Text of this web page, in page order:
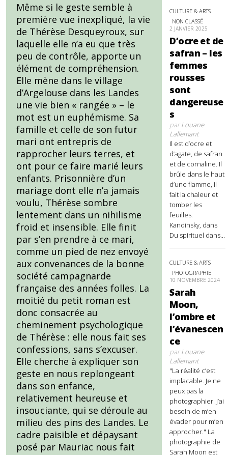
Même si le geste semble à
première vue inexpliqué, la vie
de Thérèse Desqueyroux, sur
laquelle elle n’a eu que très
peu de contrôle, apporte un
élément de compréhension.
Elle mène dans le village
d’Argelouse dans les Landes
une vie bien « rangée » – le
mot est un euphémisme. Sa
famille et celle de son futur
mari ont entrepris de
rapprocher leurs terres, et
ont pour ce faire marié leurs
enfants. Prisonnière d’un
mariage dont elle n’a jamais
voulu, Thérèse sombre
lentement dans un nihilisme
froid et insensible. Elle finit
par s’en prendre à ce mari,
comme un pied de nez envoyé
aux convenances de la bonne
société campagnarde
française des années folles. La
moitié du petit roman est
donc consacrée au
cheminement psychologique
de Thérèse : elle nous fait ses
confessions, sans s’excuser.
Elle cherche à expliquer son
geste en nous replongeant
dans son enfance,
relativement heureuse et
insouciante, qui se déroule au
milieu des pins des Landes. Le
cadre paisible et dépaysant
posé par Mauriac nous fait
CULTURE & ARTS
NON CLASSÉ
2 JANVIER 2025
D’ocre et de
safran – les
femmes
rousses
sont
dangereuse
s
parLouane
Lallemant
Il est d’ocre et
d’agate, de safran
et de cornaline. Il
brûle dans le haut
d’une flamme, il
fait la chaleur et
tomber les
feuilles.
Kandinsky, dans
Du spirituel dans...
CULTURE & ARTS
PHOTOGRAPHIE
10 NOVEMBRE 2024
Sarah
Moon,
l’ombre et
l’évanescen
ce
parLouane
Lallemant
"La réalité c’est
implacable. Je ne
peux pas la
photographier. J’ai
besoin de m’en
évader pour m’en
approcher." La
photographie de
Sarah Moon est